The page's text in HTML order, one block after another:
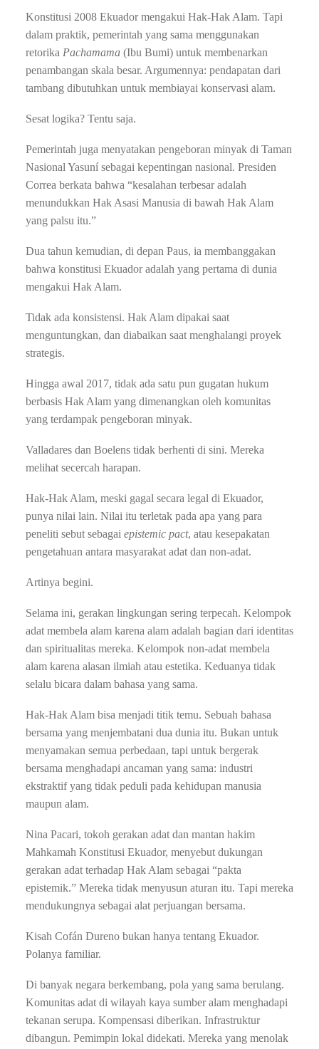
Konstitusi 2008 Ekuador mengakui Hak-Hak Alam. Tapi
dalam praktik, pemerintah yang sama menggunakan
retorika Pachamama (Ibu Bumi) untuk membenarkan
penambangan skala besar. Argumennya: pendapatan dari
tambang dibutuhkan untuk membiayai konservasi alam.
Sesat logika? Tentu saja.
Pemerintah juga menyatakan pengeboran minyak di Taman
Nasional Yasuní sebagai kepentingan nasional. Presiden
Correa berkata bahwa “kesalahan terbesar adalah
menundukkan Hak Asasi Manusia di bawah Hak Alam
yang palsu itu.”
Dua tahun kemudian, di depan Paus, ia membanggakan
bahwa konstitusi Ekuador adalah yang pertama di dunia
mengakui Hak Alam.
Tidak ada konsistensi. Hak Alam dipakai saat
menguntungkan, dan diabaikan saat menghalangi proyek
strategis.
Hingga awal 2017, tidak ada satu pun gugatan hukum
berbasis Hak Alam yang dimenangkan oleh komunitas
yang terdampak pengeboran minyak.
Valladares dan Boelens tidak berhenti di sini. Mereka
melihat secercah harapan.
Hak-Hak Alam, meski gagal secara legal di Ekuador,
punya nilai lain. Nilai itu terletak pada apa yang para
peneliti sebut sebagai epistemic pact, atau kesepakatan
pengetahuan antara masyarakat adat dan non-adat.
Artinya begini.
Selama ini, gerakan lingkungan sering terpecah. Kelompok
adat membela alam karena alam adalah bagian dari identitas
dan spiritualitas mereka. Kelompok non-adat membela
alam karena alasan ilmiah atau estetika. Keduanya tidak
selalu bicara dalam bahasa yang sama.
Hak-Hak Alam bisa menjadi titik temu. Sebuah bahasa
bersama yang menjembatani dua dunia itu. Bukan untuk
menyamakan semua perbedaan, tapi untuk bergerak
bersama menghadapi ancaman yang sama: industri
ekstraktif yang tidak peduli pada kehidupan manusia
maupun alam.
Nina Pacari, tokoh gerakan adat dan mantan hakim
Mahkamah Konstitusi Ekuador, menyebut dukungan
gerakan adat terhadap Hak Alam sebagai “pakta
epistemik.” Mereka tidak menyusun aturan itu. Tapi mereka
mendukungnya sebagai alat perjuangan bersama.
Kisah Cofán Dureno bukan hanya tentang Ekuador.
Polanya familiar.
Di banyak negara berkembang, pola yang sama berulang.
Komunitas adat di wilayah kaya sumber alam menghadapi
tekanan serupa. Kompensasi diberikan. Infrastruktur
dibangun. Pemimpin lokal didekati. Mereka yang menolak